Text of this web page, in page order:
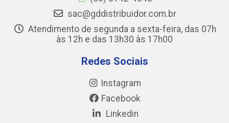
sac@gddistribuidor.com.br
Atendimento de segunda a sexta-feira, das 07h
às 12h e das 13h30 às 17h00
Redes Sociais
Instagram
Facebook
Linkedin